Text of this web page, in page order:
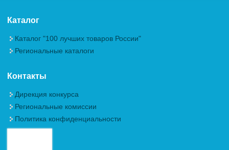
Каталог
Каталог "100 лучших товаров России"
Региональные каталоги
Контакты
Дирекция конкурса
Региональные комиссии
Политика конфиденциальности